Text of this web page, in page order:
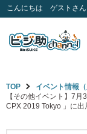
こんにちは ゲストさん
TOP
イベント情報
【その他イベント】7
CPX 2019 Tokyo 」に出